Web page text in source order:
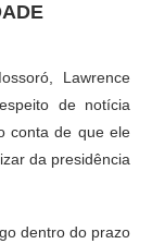
Lawrence
de notícia
conta de que ele
da presidência
dentro do prazo